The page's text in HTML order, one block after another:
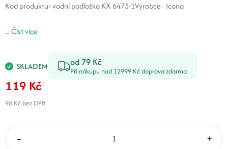
Kód produktu:vodní podložka KX 6473-1Výrobce: Icona
...Číst více
SKLADEM od 79 Kč
Při nákupu nad 12999 Kč doprava zdarma
119 Kč
98 Kč bez DPH
– +